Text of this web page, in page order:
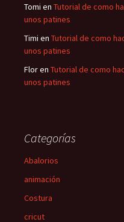
Tomi en Tutorial de como
unos patines
Timi en Tutorial de como
unos patines
Floren Tutorial de como
unos patines
Categorías
Abalorios
animación
Costura
cricut